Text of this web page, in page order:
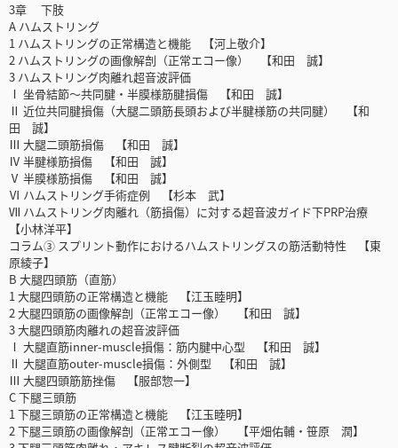
3章 下肢
A ハムストリング
1 ハムストリングの正常構造と機能 【河上敬介】
2 ハムストリングの画像解剖（正常エコー像） 【和田 誠】
3 ハムストリング肉離れ超音波評価
Ⅰ 坐骨結節～共同腱・半膜様筋腱損傷 【和田 誠】
Ⅱ 近位共同腱損傷（大腿二頭筋長頭および半腱様筋の共同腱） 【和
田 誠】
Ⅲ 大腿二頭筋損傷 【和田 誠】
Ⅳ 半腱様筋損傷 【和田 誠】
Ⅴ 半膜様筋損傷 【和田 誠】
Ⅵ ハムストリング手術症例 【杉本 武】
Ⅶ ハムストリング肉離れ（筋損傷）に対する超音波ガイド下PRP治療
【小林洋平】
コラム③ スプリント動作におけるハムストリングスの筋活動特性 【東
原綾子】
B 大腿四頭筋（直筋）
1 大腿四頭筋の正常構造と機能 【江玉睦明】
2 大腿四頭筋の画像解剖（正常エコー像） 【和田 誠】
3 大腿四頭筋肉離れの超音波評価
Ⅰ 大腿直筋inner-muscle損傷：筋内腱中心型 【和田 誠】
Ⅱ 大腿直筋outer-muscle損傷：外側型 【和田 誠】
Ⅲ 大腿四頭筋筋挫傷 【服部惣一】
C 下腿三頭筋
1 下腿三頭筋の正常構造と機能 【江玉睦明】
2 下腿三頭筋の画像解剖（正常エコー像） 【平畑佑輔・笹原 潤】